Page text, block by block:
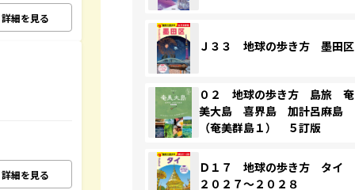
詳細を見る
詳細を見る
Ｊ３３ 地球の歩き方 墨田区
０２ 地球の歩き方 島旅 奄
美大島 喜界島 加計呂麻島
（奄美群島１） ５訂版
Ｄ１７ 地球の歩き方 タイ
２０２７～２０２８